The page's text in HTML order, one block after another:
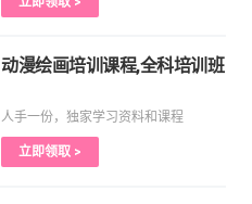
动漫绘画培训课程,全科培训班
人手一份，独家学习资料和课程
立即领取 >